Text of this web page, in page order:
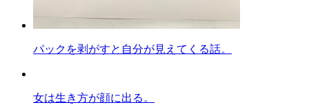
パックを剥がすと自分が見えてくる話。
女は生き方が顔に出る。